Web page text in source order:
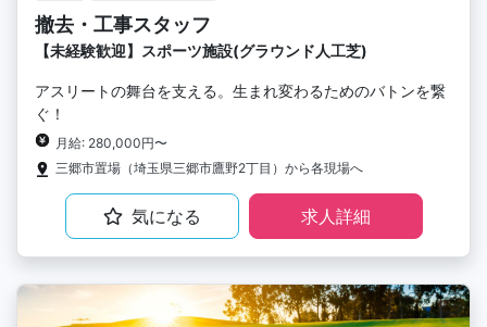
撤去・工事スタッフ
【未経験歓迎】スポーツ施設(グラウンド人工芝)
アスリートの舞台を支える。生まれ変わるためのバトンを繋
ぐ！
月給: 280,000円〜
三郷市置場（埼玉県三郷市鷹野2丁目）から各現場へ
気になる 求人詳細